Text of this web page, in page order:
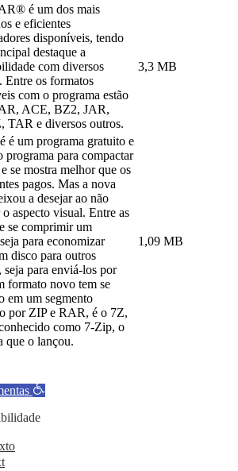
é um dos mais
e eficientes
disponíveis, tendo
destaque a
com diversos
Entre os formatos
com o programa estão
ACE, BZ2, JAR,
TAR e diversos outros.
3,3 MB
é um programa gratuito e
programa para compactar
se mostra melhor que os
pagos. Mas a nova
a desejar ao não
aspecto visual. Entre as
se comprimir um
para economizar
disco para outros
seja para enviá-los por
formato novo tem se
em um segmento
por ZIP e RAR, é o 7Z,
como 7-Zip, o
que o lançou.
1,09 MB